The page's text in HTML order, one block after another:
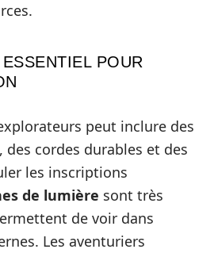
POUR
peut inclure des
cordes durables et des
les inscriptions
de lumière sont très
de voir dans
Les aventuriers